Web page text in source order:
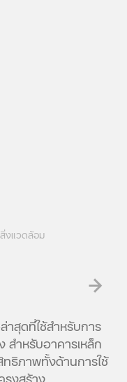
งแวดล้อม
สุดที่ใช้สำหรับการ
ำหรับอาคารเหล็ก
ทธิภาพทั้งด้านการใช้
รงสร้าง